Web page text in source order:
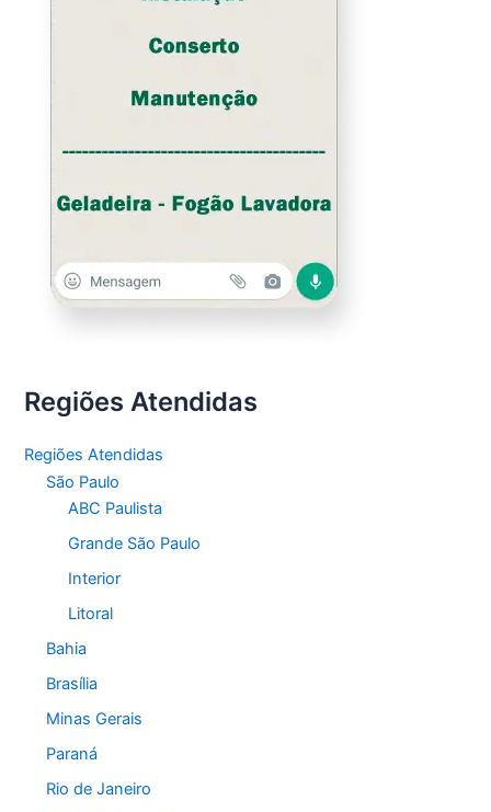
Regiões Atendidas
Regiões Atendidas
São Paulo
ABC Paulista
Grande São Paulo
Interior
Litoral
Bahia
Brasília
Minas Gerais
Paraná
Rio de Janeiro